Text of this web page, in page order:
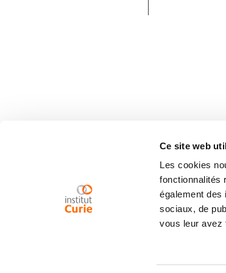
Ce site web
Les cookies
fonctionnalités
également des
sociaux, de
vous leur avez